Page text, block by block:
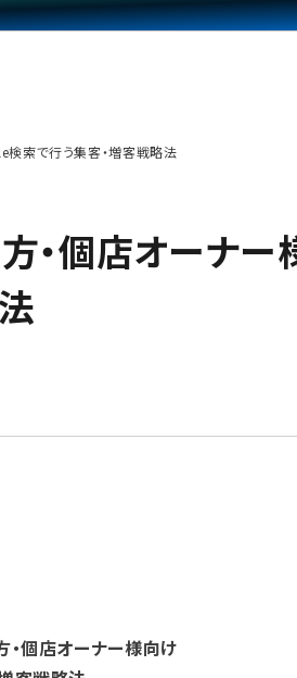
索で行う集客・増客戦略法
・個店オーナー
個店オーナー様向け